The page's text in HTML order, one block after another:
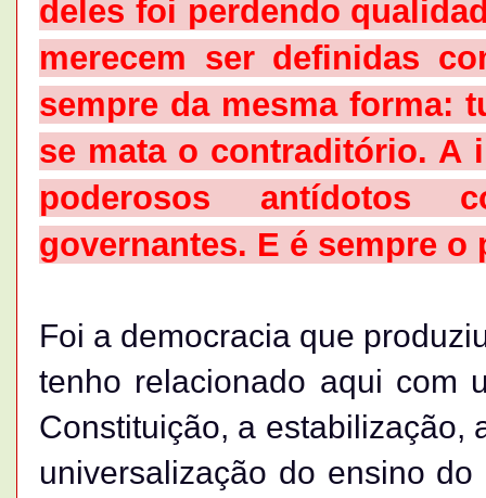
deles foi perdendo
merecem ser definidas
sempre da mesma forma:
se mata o contraditório. A
poderosos antídotos
governantes. E é sempre o
Foi a democracia que
tenho relacionado aqui com
Constituição, a estabilização,
universalização do ensino